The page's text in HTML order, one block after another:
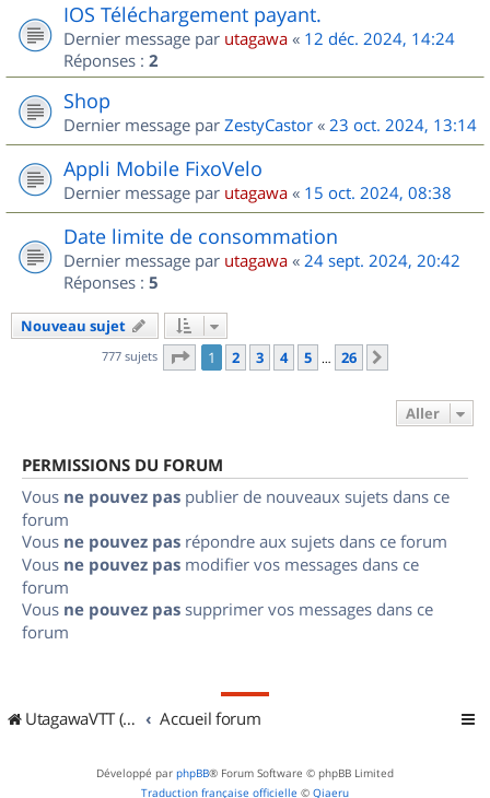
IOS Téléchargement payant.
Dernier message par utagawa « 12 déc. 2024, 14:24
Réponses : 2
Shop
Dernier message par ZestyCastor « 23 oct. 2024, 13:14
Appli Mobile FixoVelo
Dernier message par utagawa « 15 oct. 2024, 08:38
Date limite de consommation
Dernier message par utagawa « 24 sept. 2024, 20:42
Réponses : 5
Nouveau sujet
777 sujets Page 1sur
1 2 3 4 5 … 26
Aller
PERMISSIONS DU FORUM
Vous ne pouvez pas publier de nouveaux sujets dans ce
forum
Vous ne pouvez pas répondre aux sujets dans ce forum
Vous ne pouvez pas modifier vos messages dans ce
forum
Vous ne pouvez pas supprimer vos messages dans ce
forum
UtagawaVTT (Randos VTT et VTTAE avec traces GPS) Accueil forum
Développé par phpBB® Forum Software © phpBB Limited
Traduction française officielle © Qiaeru